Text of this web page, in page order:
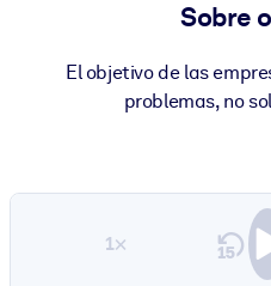
Alimente seus sistemas de
Sobre
El objetivo de las
problemas, no
1×